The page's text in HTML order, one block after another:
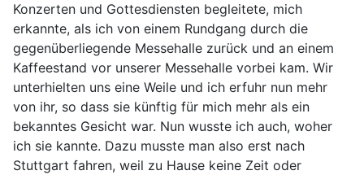
Konzerten und Gottesdiensten begleitete, mich
erkannte, als ich von einem Rundgang durch die
gegenüberliegende Messehalle zurück und an einem
Kaffeestand vor unserer Messehalle vorbei kam. Wir
unterhielten uns eine Weile und ich erfuhr nun mehr
von ihr, so dass sie künftig für mich mehr als ein
bekanntes Gesicht war. Nun wusste ich auch, woher
ich sie kannte. Dazu musste man also erst nach
Stuttgart fahren, weil zu Hause keine Zeit oder